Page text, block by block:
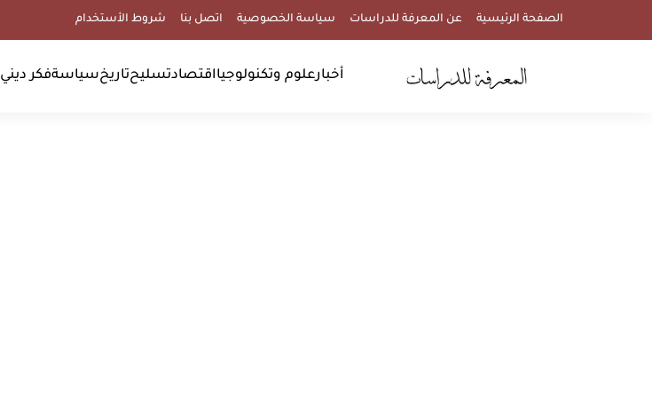
الصفحة الرئيسية عن المعرفة للدراسات سياسة الخصوصية اتصل بنا شروط الأستخدام
أخبارعلوم وتكنولوجيااقتصادتسليحتاريخسياسةفكر ديني